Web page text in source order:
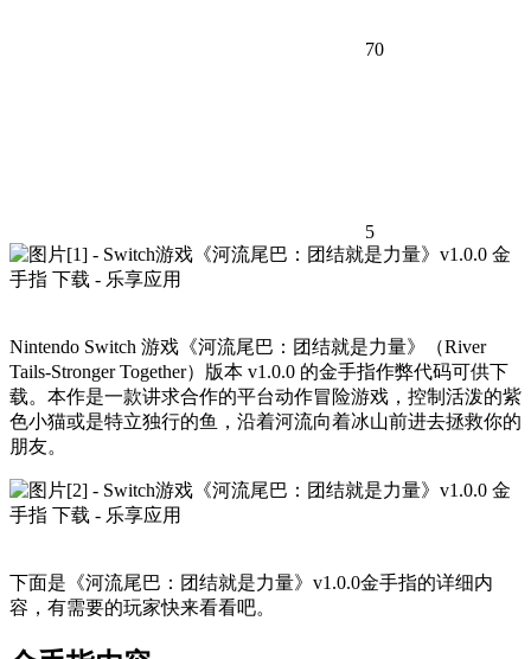
70
5
Nintendo Switch 游戏《河流尾巴：团结就是力量》（River
Tails-Stronger Together）版本 v1.0.0 的金手指作弊代码可供下
载。本作是一款讲求合作的平台动作冒险游戏，控制活泼的紫
色小猫或是特立独行的鱼，沿着河流向着冰山前进去拯救你的
朋友。
下面是《河流尾巴：团结就是力量》v1.0.0金手指的详细内
容，有需要的玩家快来看看吧。